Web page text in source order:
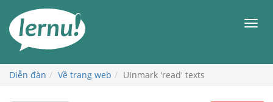
đến
phần
dung
Diễn đàn Về trang web UInmark 'read' texts